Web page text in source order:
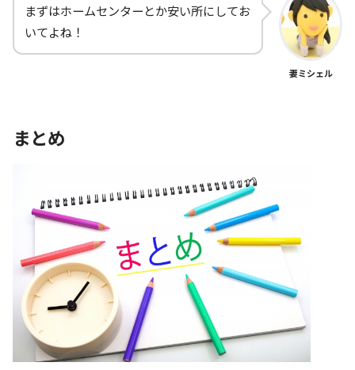
まずはホームセンターとか安い所にしてお
いてよね！
妻ミシェル
まとめ